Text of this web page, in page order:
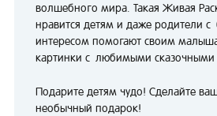
волшебного мира. Такая Живая
нравится детям и даже родители
интересом помогают своим
картинки с любимыми сказочными
Подарите детям чудо! Сделайте
необычный подарок!